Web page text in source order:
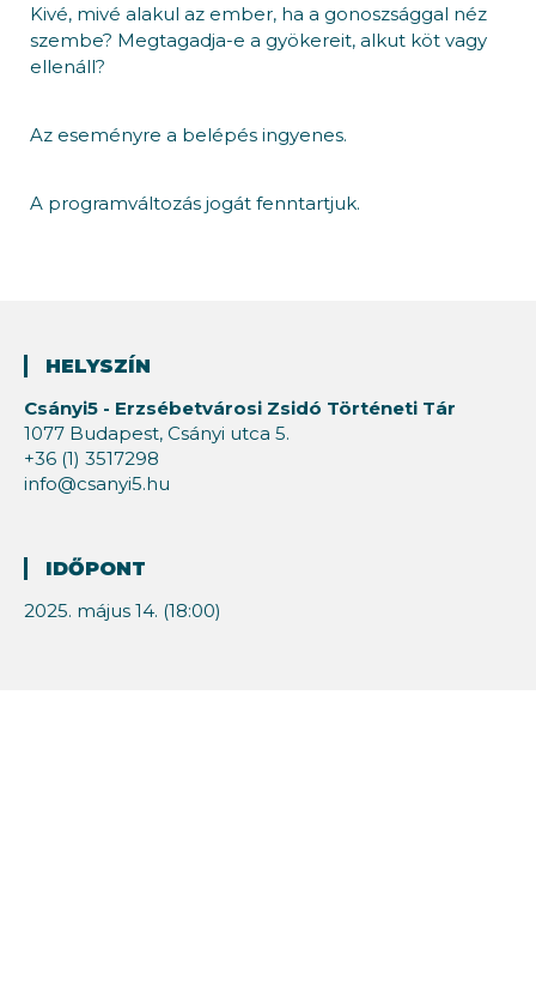
Kivé, mivé alakul az ember, ha a gonoszsággal néz
szembe? Megtagadja-e a gyökereit, alkut köt vagy
ellenáll?
Az eseményre a belépés ingyenes.
A programváltozás jogát fenntartjuk.
HELYSZÍN
Csányi5 - Erzsébetvárosi Zsidó Történeti Tár
1077 Budapest, Csányi utca 5.
+36 (1) 3517298
info@csanyi5.hu
IDŐPONT
2025. május 14. (18:00)